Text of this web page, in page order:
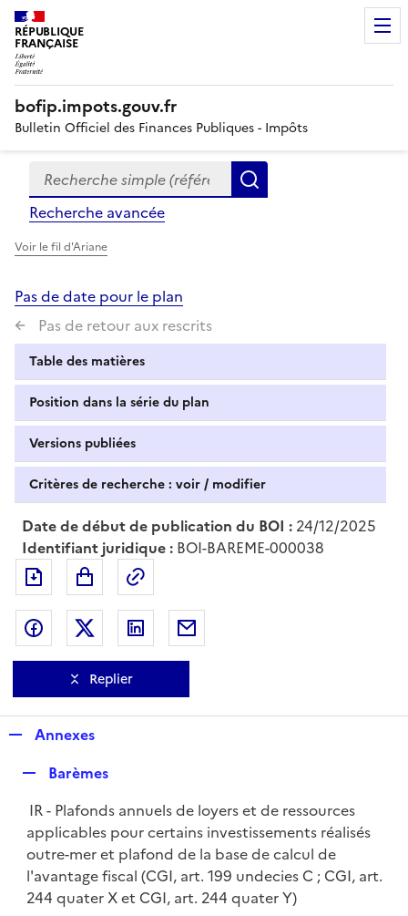
RÉPUBLIQUE
FRANÇAISE
bofip.impots.gouv.fr
Bulletin Officiel des Finances Publiques - Impôts
Formulaire
de
recherche
Recherche simple (références, mots clés, partie du
Recherche avancée
Voir le fil d'Ariane
Pas de date pour le plan
Pas de retour aux rescrits
Table des matières
Position dans la série du plan
Versions publiées
Critères de recherche : voir / modifier
Date de début de publication du BOI : 24/12/2025
Identifiant juridique : BOI-BAREME-000038
Exporter le document au format pdf
Partager sur Facebook
Partager sur Twitter
Partager sur LinkedIn
Replier
p
e
r
Annexes
p
l
i
e
r
Barèmes
IR - Plafonds annuels de loyers et de ressources
applicables pour certains investissements réalisés
outre-mer et plafond de la base de calcul de
l'avantage fiscal (CGI, art. 199 undecies C ; CGI, art.
244 quater X et CGI, art. 244 quater Y)